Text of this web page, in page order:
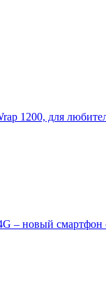
1200, для
– новый